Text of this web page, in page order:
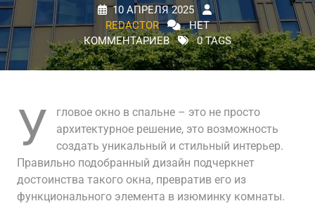
10 АПРЕЛЯ 2025
REDACTOR
НЕТ
КОММЕНТАРИЕВ
0 TAGS
У
гловое окно в спальне – это не просто
архитектурное решение, это возможность
создать уникальный и стильный интерьер.
Правильно подобранный дизайн подчеркнет
достоинства такого окна, превратив его из
функционального элемента в изюминку комнаты.